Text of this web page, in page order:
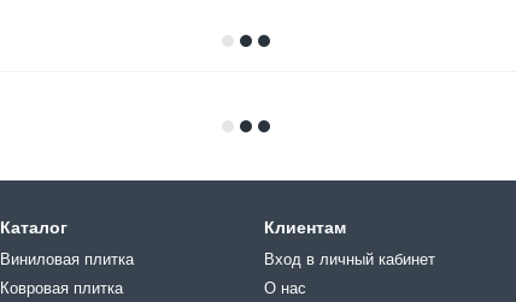
Каталог
Виниловая плитка
Ковровая плитка
Клиентам
Вход в личный кабинет
О нас